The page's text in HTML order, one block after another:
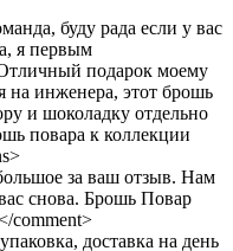
буду рада если у вас
я первым
подарок моему
инженера, этот брошь
и шоколадку отдельно
повара к коллекции
за ваш отзыв. Нам
снова. Брошь Повар
comment>
доставка на день